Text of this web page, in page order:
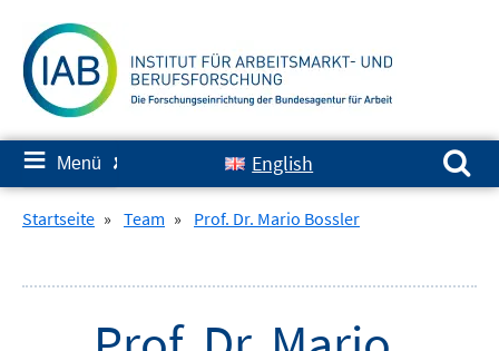
zum
Inhalt
≡ Menü ✘ English
Suchen nach:
Startseite » Team » Prof. Dr. Mario Bossler